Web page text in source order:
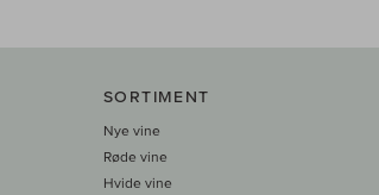
SORTIMENT
Nye vine
Røde vine
Hvide vine